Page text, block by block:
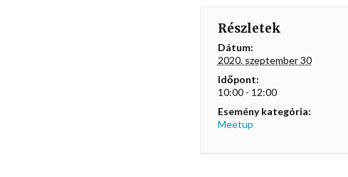
Részletek
Dátum:
2020. szeptember 30
Időpont:
10:00 - 12:00
Esemény kategória:
Meetup